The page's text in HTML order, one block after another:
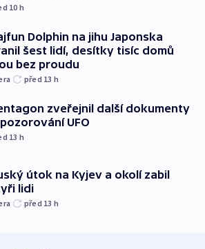
10 h
Dolphin na jihu Japonska
šest lidí, desítky tisíc domů
bez proudu
před 13 h
zveřejnil další dokumenty
UFO
13 h
útok na Kyjev a okolí zabil
lidi
před 13 h